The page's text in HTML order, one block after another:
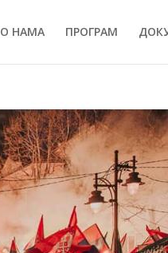
О НАМА ПРОГРАМ